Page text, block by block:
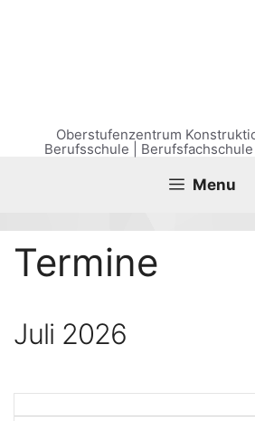
Oberstufenzentrum
Berufsschule |
Menu
Ter­mi­ne
Juli 2026